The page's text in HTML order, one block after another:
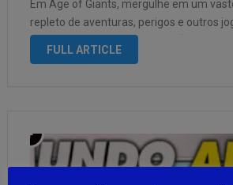
Em Age of Giants, mergulhe em um
repleto de aventuras, perigos e outros
inteiro! ✨ Principais Recursos: 🦕 Mais de
FULL ARTICLE